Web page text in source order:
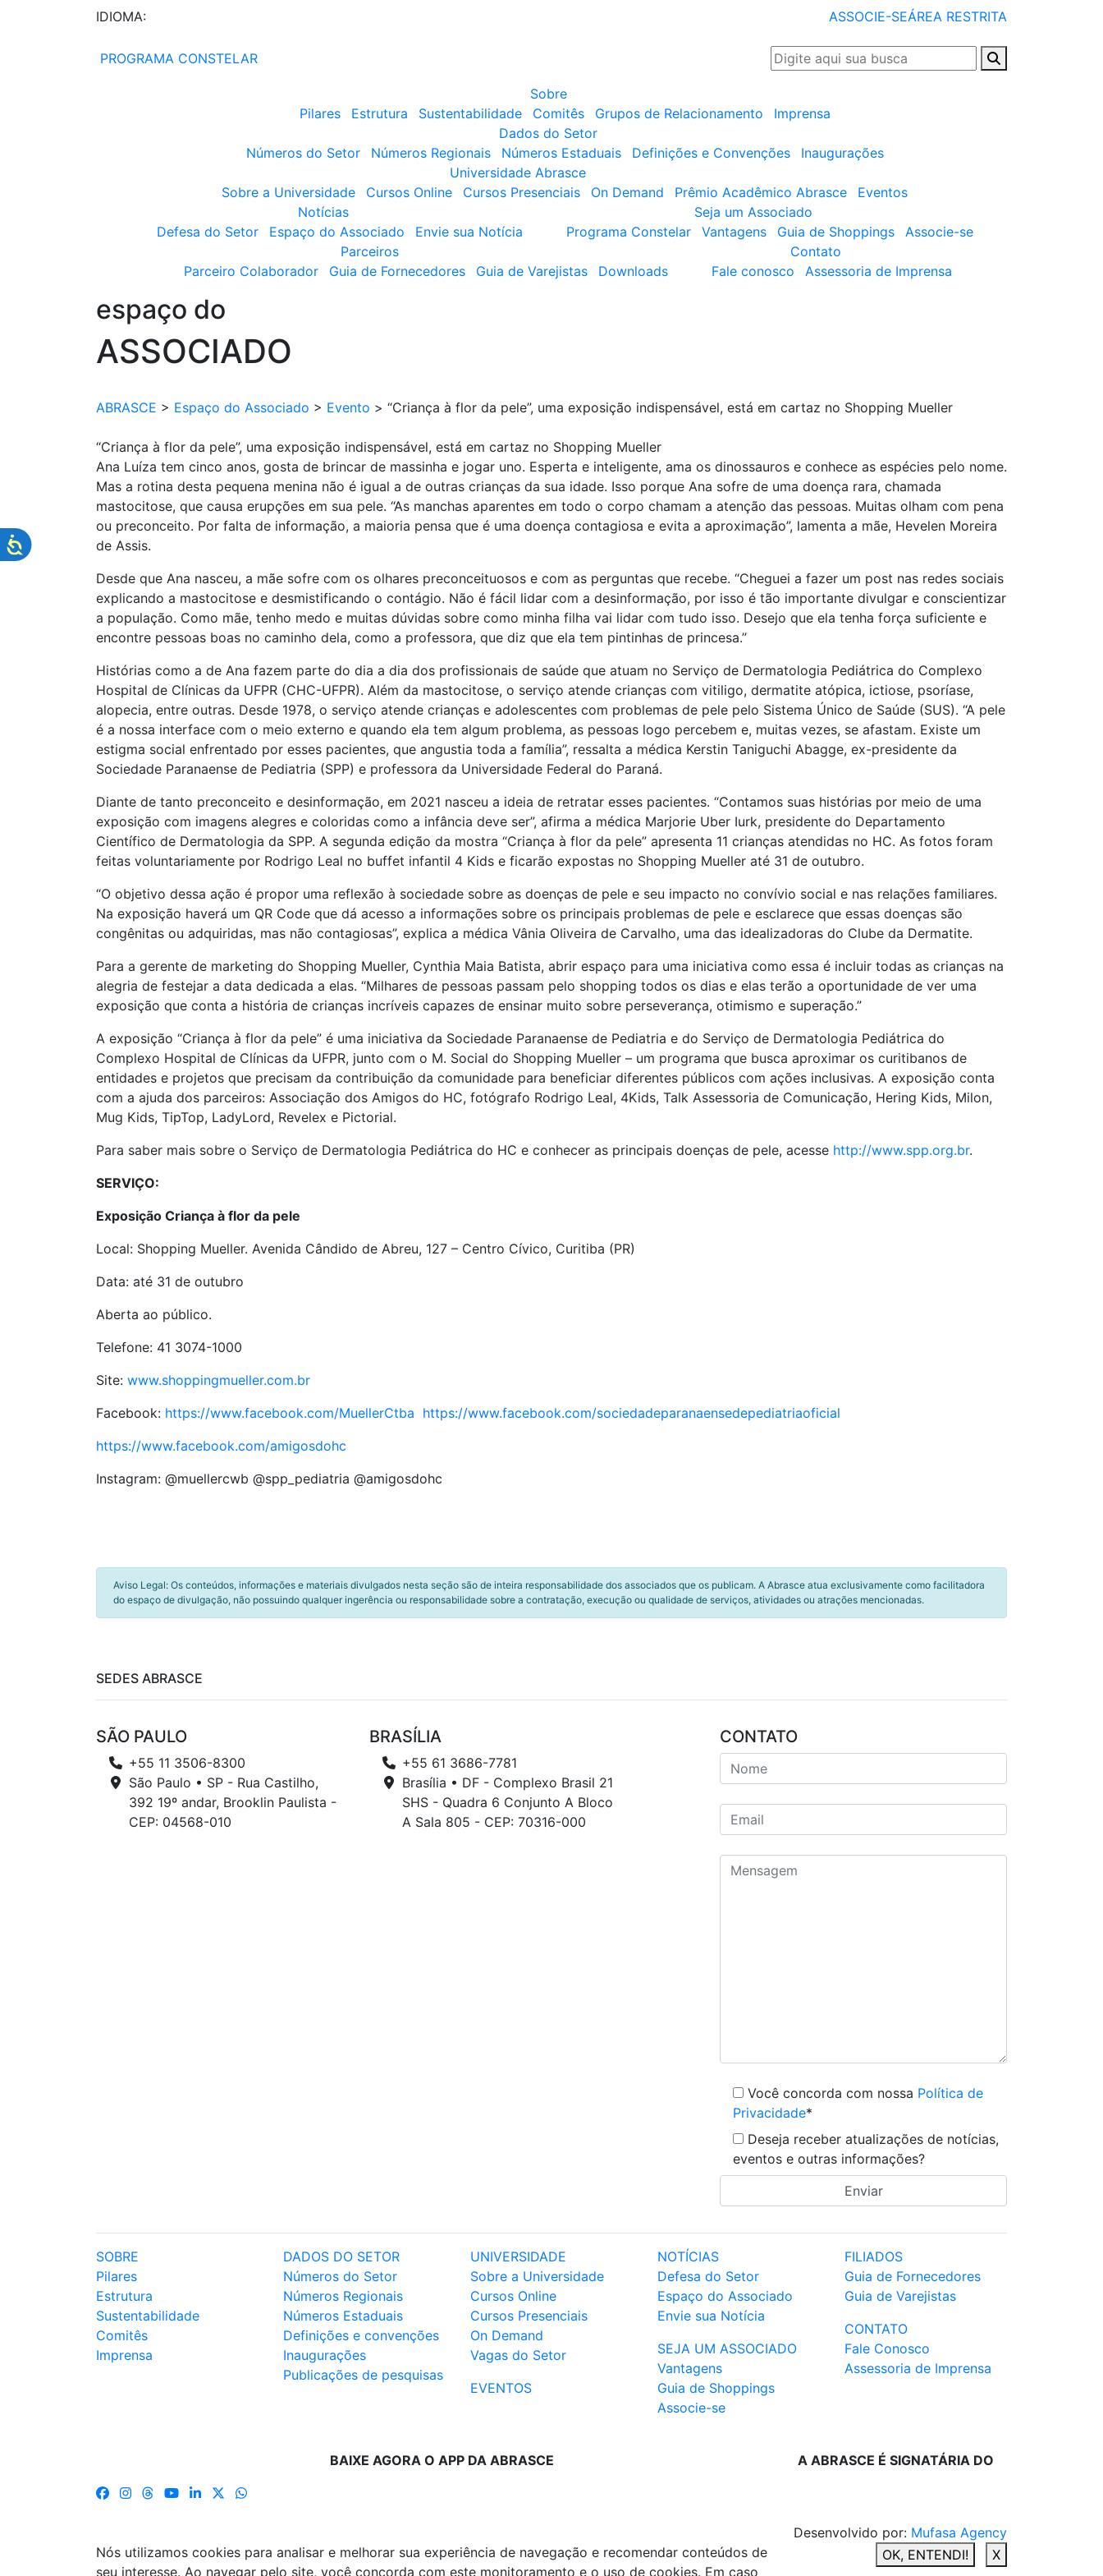
IDIOMA: ASSOCIE-SEÁREA RESTRITA
PROGRAMA CONSTELAR
Sobre
Pilares
Estrutura Sustentabilidade Comitês Grupos de Relacionamento
Imprensa
Dados do Setor
Números do Setor
Números Regionais Números Estaduais Definições e Convenções
Inaugurações
Universidade Abrasce
Sobre a Universidade
Cursos Online Cursos Presenciais On Demand Prêmio Acadêmico Abrasce
Eventos
Notícias
Defesa do Setor
Espaço do Associado Envie sua Notícia
Seja um Associado
Programa Constelar
Vantagens Guia de Shoppings
Associe-se
Parceiros
Parceiro Colaborador
Guia de Fornecedores Guia de Varejistas Downloads
Contato
Fale conosco
Assessoria de Imprensa
espaço do
ASSOCIADO
ABRASCE > Espaço do Associado > Evento > “Criança à flor da pele”, uma exposição indispensável, está em cartaz no Shopping Mueller
“Criança à flor da pele”, uma exposição indispensável, está em cartaz no Shopping Mueller
Ana Luíza tem cinco anos, gosta de brincar de massinha e jogar uno. Esperta e inteligente, ama os dinossauros e conhece as espécies pelo nome.
Mas a rotina desta pequena menina não é igual a de outras crianças da sua idade. Isso porque Ana sofre de uma doença rara, chamada
mastocitose, que causa erupções em sua pele. “As manchas aparentes em todo o corpo chamam a atenção das pessoas. Muitas olham com pena
ou preconceito. Por falta de informação, a maioria pensa que é uma doença contagiosa e evita a aproximação”, lamenta a mãe, Hevelen Moreira
de Assis.
Desde que Ana nasceu, a mãe sofre com os olhares preconceituosos e com as perguntas que recebe. “Cheguei a fazer um post nas redes sociais
explicando a mastocitose e desmistificando o contágio. Não é fácil lidar com a desinformação, por isso é tão importante divulgar e conscientizar
a população. Como mãe, tenho medo e muitas dúvidas sobre como minha filha vai lidar com tudo isso. Desejo que ela tenha força suficiente e
encontre pessoas boas no caminho dela, como a professora, que diz que ela tem pintinhas de princesa.”
Histórias como a de Ana fazem parte do dia a dia dos profissionais de saúde que atuam no Serviço de Dermatologia Pediátrica do Complexo
Hospital de Clínicas da UFPR (CHC-UFPR). Além da mastocitose, o serviço atende crianças com vitiligo, dermatite atópica, ictiose, psoríase,
alopecia, entre outras. Desde 1978, o serviço atende crianças e adolescentes com problemas de pele pelo Sistema Único de Saúde (SUS). “A pele
é a nossa interface com o meio externo e quando ela tem algum problema, as pessoas logo percebem e, muitas vezes, se afastam. Existe um
estigma social enfrentado por esses pacientes, que angustia toda a família”, ressalta a médica Kerstin Taniguchi Abagge, ex-presidente da
Sociedade Paranaense de Pediatria (SPP) e professora da Universidade Federal do Paraná.
Diante de tanto preconceito e desinformação, em 2021 nasceu a ideia de retratar esses pacientes. “Contamos suas histórias por meio de uma
exposição com imagens alegres e coloridas como a infância deve ser”, afirma a médica Marjorie Uber Iurk, presidente do Departamento
Científico de Dermatologia da SPP. A segunda edição da mostra “Criança à flor da pele” apresenta 11 crianças atendidas no HC. As fotos foram
feitas voluntariamente por Rodrigo Leal no buffet infantil 4 Kids e ficarão expostas no Shopping Mueller até 31 de outubro.
“O objetivo dessa ação é propor uma reflexão à sociedade sobre as doenças de pele e seu impacto no convívio social e nas relações familiares.
Na exposição haverá um QR Code que dá acesso a informações sobre os principais problemas de pele e esclarece que essas doenças são
congênitas ou adquiridas, mas não contagiosas”, explica a médica Vânia Oliveira de Carvalho, uma das idealizadoras do Clube da Dermatite.
Para a gerente de marketing do Shopping Mueller, Cynthia Maia Batista, abrir espaço para uma iniciativa como essa é incluir todas as crianças na
alegria de festejar a data dedicada a elas. “Milhares de pessoas passam pelo shopping todos os dias e elas terão a oportunidade de ver uma
exposição que conta a história de crianças incríveis capazes de ensinar muito sobre perseverança, otimismo e superação.”
A exposição “Criança à flor da pele” é uma iniciativa da Sociedade Paranaense de Pediatria e do Serviço de Dermatologia Pediátrica do
Complexo Hospital de Clínicas da UFPR, junto com o M. Social do Shopping Mueller – um programa que busca aproximar os curitibanos de
entidades e projetos que precisam da contribuição da comunidade para beneficiar diferentes públicos com ações inclusivas. A exposição conta
com a ajuda dos parceiros: Associação dos Amigos do HC, fotógrafo Rodrigo Leal, 4Kids, Talk Assessoria de Comunicação, Hering Kids, Milon,
Mug Kids, TipTop, LadyLord, Revelex e Pictorial.
Para saber mais sobre o Serviço de Dermatologia Pediátrica do HC e conhecer as principais doenças de pele, acesse http://www.spp.org.br.
SERVIÇO:
Exposição Criança à flor da pele
Local: Shopping Mueller. Avenida Cândido de Abreu, 127 – Centro Cívico, Curitiba (PR)
Data: até 31 de outubro
Aberta ao público.
Telefone: 41 3074-1000
Site: www.shoppingmueller.com.br
Facebook: https://www.facebook.com/MuellerCtba https://www.facebook.com/sociedadeparanaensedepediatriaoficial
https://www.facebook.com/amigosdohc
Instagram: @muellercwb @spp_pediatria @amigosdohc
Aviso Legal: Os conteúdos, informações e materiais divulgados nesta seção são de inteira responsabilidade dos associados que os publicam. A Abrasce atua exclusivamente como facilitadora
do espaço de divulgação, não possuindo qualquer ingerência ou responsabilidade sobre a contratação, execução ou qualidade de serviços, atividades ou atrações mencionadas.
SEDES ABRASCE
SÃO PAULO
+55 11 3506-8300
São Paulo • SP - Rua Castilho,
392 19º andar, Brooklin Paulista -
CEP: 04568-010
BRASÍLIA
+55 61 3686-7781
Brasília • DF - Complexo Brasil 21
SHS - Quadra 6 Conjunto A Bloco
A Sala 805 - CEP: 70316-000
CONTATO
Você concorda com nossa Política de
Privacidade*
Deseja receber atualizações de notícias,
eventos e outras informações?
SOBRE
Pilares
Estrutura
Sustentabilidade
Comitês
Imprensa
DADOS DO SETOR
Números do Setor
Números Regionais
Números Estaduais
Definições e convenções
Inaugurações
Publicações de pesquisas
UNIVERSIDADE
Sobre a Universidade
Cursos Online
Cursos Presenciais
On Demand
Vagas do Setor
EVENTOS
NOTÍCIAS
Defesa do Setor
Espaço do Associado
Envie sua Notícia
SEJA UM ASSOCIADO
Vantagens
Guia de Shoppings
Associe-se
FILIADOS
Guia de Fornecedores
Guia de Varejistas
CONTATO
Fale Conosco
Assessoria de Imprensa
BAIXE AGORA O APP DA ABRASCE A ABRASCE É SIGNATÁRIA DO
Desenvolvido por: Mufasa Agency
Nós utilizamos cookies para analisar e melhorar sua experiência de navegação e recomendar conteúdos de
seu interesse. Ao navegar pelo site, você concorda com este monitoramento e o uso de cookies. Em caso
OK, ENTENDI! X